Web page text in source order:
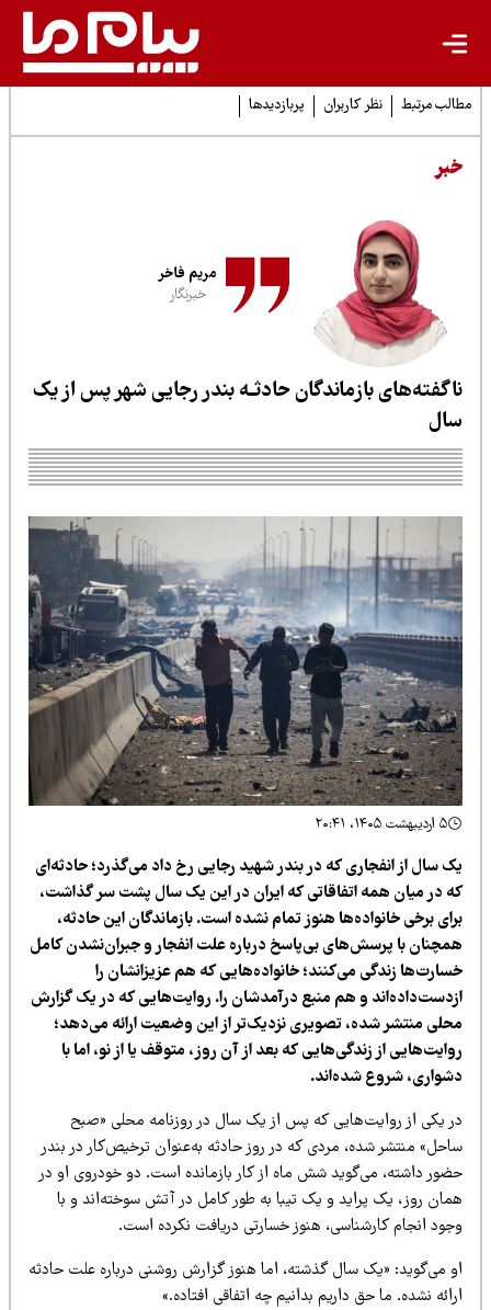
مرتبط نظر کاربران پربازدیدها
مریم فاخر
خبرنگار
بازماندگان حادثـه بندر رجایی شهر پس از یک
سال از انفجاری که در بندر شهید رجایی رخ داد می‌گذرد؛ حادثه‌ای
در میان همه اتفاقاتی که ایران در این یک سال پشت سر گذاشت،
برخی خانواده‌ها هنوز تمام نشده است. بازماندگان این حادثه،
با پرسش‌های بی‌پاسخ درباره علت انفجار و جبران‌نشدن کامل
زندگی می‌کنند؛ خانواده‌هایی که هم عزیزانشان را
و هم منبع درآمدشان را. روایت‌هایی که در یک گزارش
منتشر شده، تصویری نزدیک‌تر از این وضعیت ارائه می‌دهد؛
از زندگی‌هایی که بعد از آن روز، متوقف یا از نو، اما با
شروع شده‌اند.
یکی از روایت‌هایی که پس از یک سال در روزنامه محلی «صبح
منتشر شده، مردی که در روز حادثه به‌عنوان ترخیص‌کار در بندر
داشته، می‌گوید شش ماه از کار بازمانده است. دو خودروی او در
روز، یک پراید و یک تیبا به طور کامل در آتش سوخته‌اند و با
انجام کارشناسی، هنوز خسارتی دریافت نکرده است.
می‌گوید: «یک سال گذشته، اما هنوز گزارش روشنی درباره علت حادثه
نشده. ما حق داریم بدانیم چه اتفاقی افتاده.»